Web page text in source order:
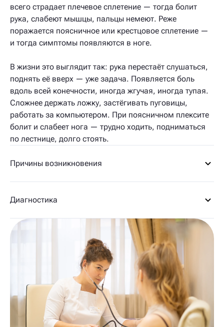
всего страдает плечевое сплетение — тогда болит
рука, слабеют мышцы, пальцы немеют. Реже
поражается поясничное или крестцовое сплетение —
и тогда симптомы появляются в ноге.
В жизни это выглядит так: рука перестаёт слушаться,
поднять её вверх — уже задача. Появляется боль
вдоль всей конечности, иногда жгучая, иногда тупая.
Сложнее держать ложку, застёгивать пуговицы,
работать за компьютером. При поясничном плексите
болит и слабеет нога — трудно ходить, подниматься
по лестнице, долго стоять.
Причины возникновения
Диагностика